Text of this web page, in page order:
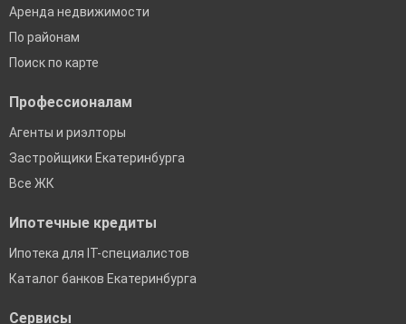
Аренда недвижимости
По районам
Поиск по карте
Профессионалам
Агенты и риэлторы
Застройщики Екатеринбурга
Все ЖК
Ипотечные кредиты
Ипотека для IT-специалистов
Каталог банков Екатеринбурга
Сервисы